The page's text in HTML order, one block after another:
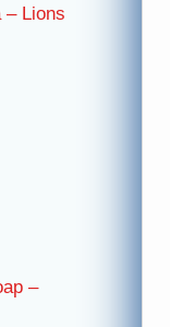
– Lions
–